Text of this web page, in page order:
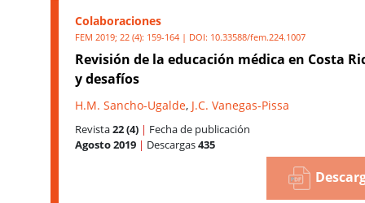
Colaboraciones
FEM 2019; 22 (4): 159-164 | DOI: 10.33588/fem.224.1007
Revisión de la educación médica en Costa
y desafíos
H.M. Sancho-Ugalde, J.C. Vanegas-Pissa
Revista22 (4) | Fecha de publicación
Agosto 2019 | Descargas435